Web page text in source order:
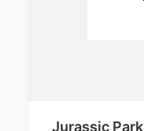
Jurassic Park